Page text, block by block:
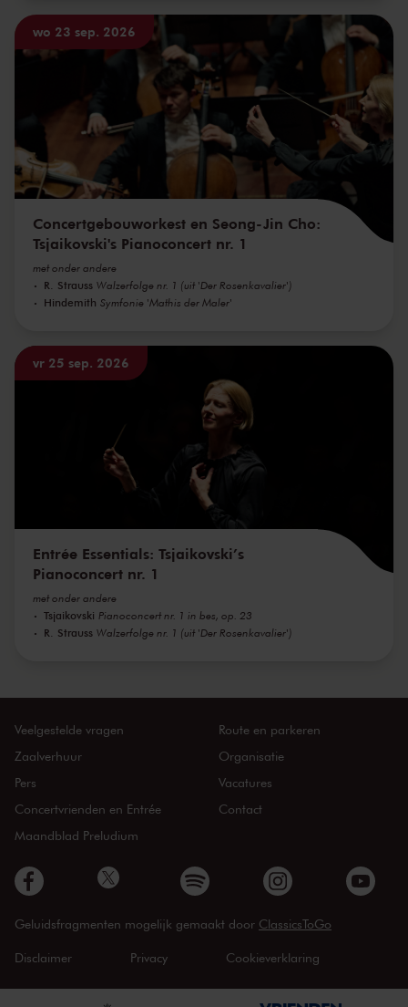
wo 23 sep. 2026
Concertgebouworkest en Seong-Jin Cho:
Tsjaikovski's Pianoconcert nr. 1
met onder andere
R. Strauss Walzerfolge nr. 1 (uit 'Der Rosenkavalier')
Hindemith Symfonie 'Mathis der Maler'
vr 25 sep. 2026
Entrée Essentials: Tsjaikovski’s
Pianoconcert nr. 1
met onder andere
Tsjaikovski Pianoconcert nr. 1 in bes, op. 23
R. Strauss Walzerfolge nr. 1 (uit 'Der Rosenkavalier')
Veelgestelde vragen
Zaalverhuur
Pers
Concertvrienden en Entrée
Maandblad Preludium
Route en parkeren
Organisatie
Vacatures
Contact
Geluidsfragmenten mogelijk gemaakt door ClassicsToGo
Disclaimer Privacy Cookieverklaring